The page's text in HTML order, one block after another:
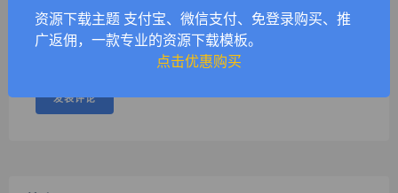
网站
资源下载主题 支付宝、微信支付、免登录购买、推
广返佣，一款专业的资源下载模板。
点击优惠购买